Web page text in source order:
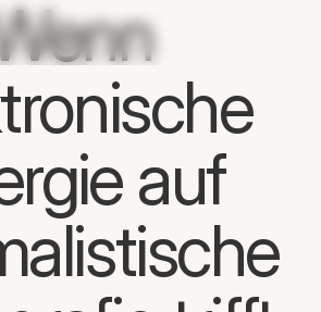
auf